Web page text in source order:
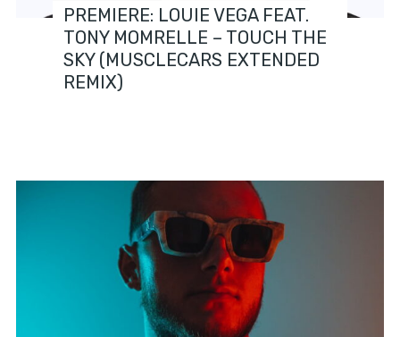
PREMIERE: LOUIE VEGA FEAT.
TONY MOMRELLE – TOUCH THE
SKY (MUSCLECARS EXTENDED
REMIX)